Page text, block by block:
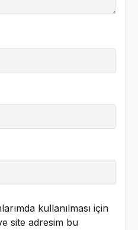
kullanılması için
site adresim bu